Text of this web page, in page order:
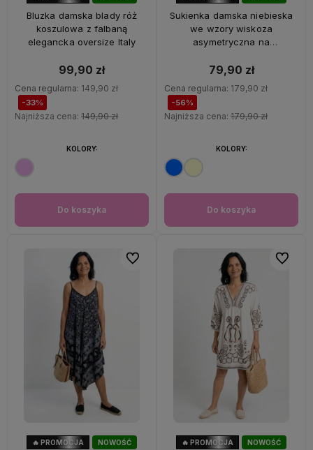
Bluzka damska blady róż
koszulowa z falbaną
elegancka oversize Italy
99,90 zł
Cena regularna: 149,90 zł
-33%
Najniższa cena: 149,90 zł
Do koszyka
KOLORY:
Sukienka damska niebieska
we wzory wiskoza
asymetryczna na
79,90 zł
Cena regularna: 179,90 zł
-56%
Najniższa cena: 179,90 zł
Do koszyka
KOLORY:
NOWOŚĆ
🔥 PROMOCJA
Do ulubionych
NOWOŚĆ
🔥 PROMOCJA
Do